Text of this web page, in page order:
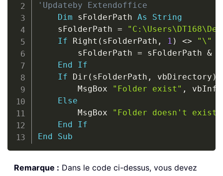
'Updateby Extendoffice
Dim sFolderPath As
String
    sFolderPath
=
If Right ( sFolderPath , 1 ) <> "\"
        sFolderPath
= sFolderPath &
End
If
If Dir ( sFolderPath , vbDirectory )
        MsgBox
"Folder exist" ,
Else
        MsgBox
"Folder doesn't exist"
End
If
End
Sub
Remarque : Dans le code ci-dessus, vous devez